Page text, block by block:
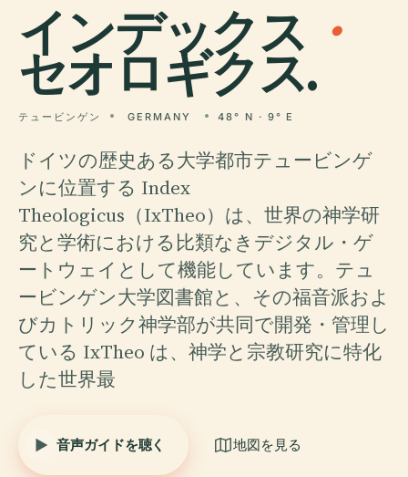
インデックス ・
セオロギクス.
テュービンゲン GERMANY 48° N · 9° E
ドイツの歴史ある大学都市テュービンゲ
ンに位置する Index
Theologicus（IxTheo）は、世界の神学研
究と学術における比類なきデジタル・ゲ
ートウェイとして機能しています。テュ
ービンゲン大学図書館と、その福音派およ
びカトリック神学部が共同で開発・管理し
ている IxTheo は、神学と宗教研究に特化
した世界最
音声ガイドを聴く 地図を見る